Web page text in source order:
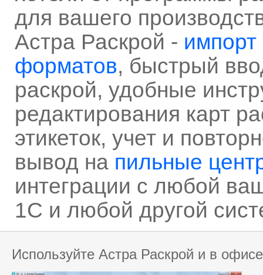
для вашего
Астра Раскрой - импорт
форматов, быстрый
раскрой, удобные
редактирования карт
этикеток, учет и
вывод на пильные
интеграции с любой
1С и любой другой
Используйте Астра Раскрой и в